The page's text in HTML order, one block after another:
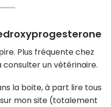
Plus fréquente chez
consulter un vétérinaire.
la boite, à part lire tous
mon site (totalement